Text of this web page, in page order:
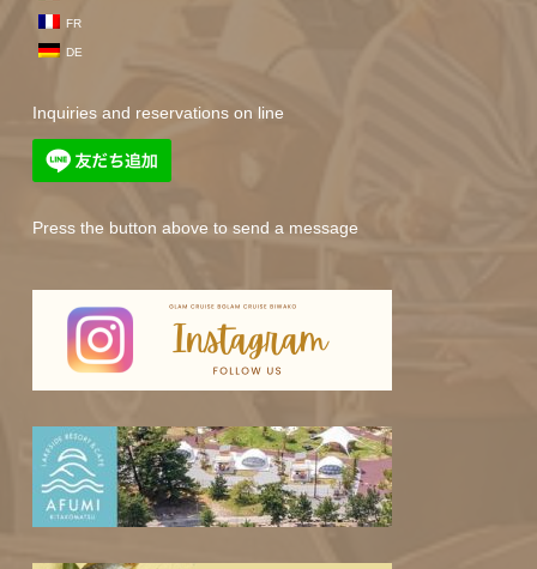
FR
DE
Inquiries and reservations on line
Press the button above to send a message